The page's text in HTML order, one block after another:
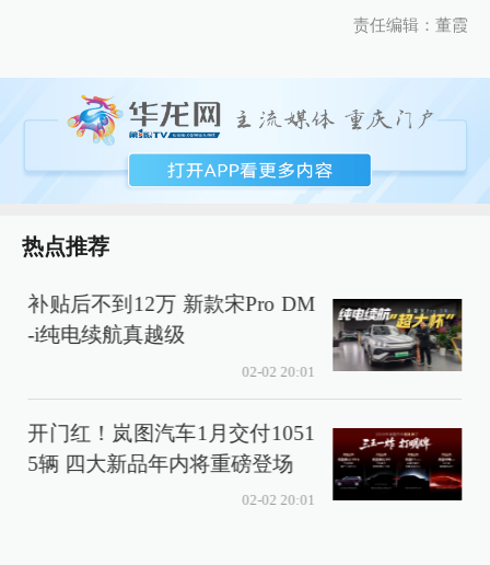
责任编辑：董霞
热点推荐
补贴后不到12万 新款宋Pro DM
-i纯电续航真越级
02-02 20:01
开门红！岚图汽车1月交付1051
5辆 四大新品年内将重磅登场
02-02 20:01